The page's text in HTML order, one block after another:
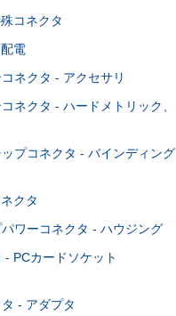
コネクタ
電
ネクタ - アクセサリ
ネクタ - ハードメトリック、
プコネクタ - バインディング
クタ
ワーコネクタ - ハウジング
- PCカードソケット
- アダプタ